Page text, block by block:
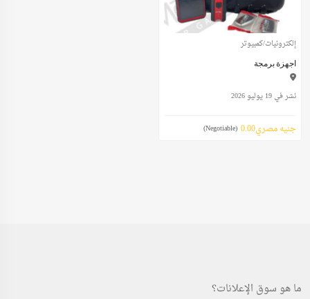
إلكترونيات/كمبيوتر
اجهزة برمجة
نشر في 19 يوليو 2026
جنيه مصري0.00 (Negotiable)
ما هو سوق الإعلانات؟